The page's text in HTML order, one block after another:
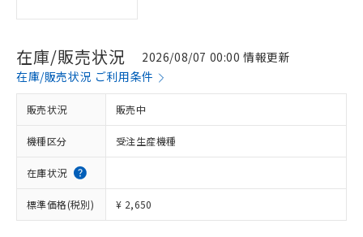
在庫/販売状況
2026/08/07 00:00 情報更新
在庫/販売状況 ご利用条件
販売状況 販売中
機種区分 受注生産機種
在庫状況
標準価格(税別) ¥ 2,650